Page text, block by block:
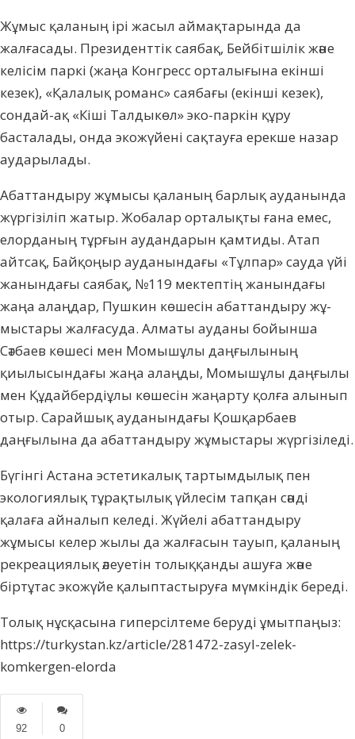
Жұмыс қаланың ірі жасыл аймақтарында да
жалғасады. Президенттік саябақ, Бейбіт­ші­лік және
келісім паркі (жаңа Конгресс ор­талығына екінші
кезек), «Қалалық романс» сая­бағы (екінші кезек),
сондай-ақ «Кіші Тал­дыкөл» эко-паркін құру
басталады, онда эко­жүйені сақтауға ерекше назар
ауда­ры­лады.
Абаттандыру жұмысы қаланың барлық ау­данында
жүргізіліп жатыр. Жобалар орта­лық­ты ғана емес,
елорданың тұрғын аудан­дарын қамтиды. Атап
айтсақ, Байқоңыр ауданындағы «Тұлпар» сауда үйі
жанындағы саябақ, №119 мектептің жанындағы
жаңа алаң­дар, Пушкин көшесін абаттандыру жұ­
мыстары жалғасуда. Алматы ауданы бойын­ша
Сәтбаев көшесі мен Момышұлы даңғы­лы­ның
қиылысындағы жаңа алаңды, Мо­мыш­ұлы даңғылы
мен Құдайбердіұлы кө­ше­сін жаңарту қолға алынып
отыр. Сарайшық ауданындағы Қошқарбаев
даңғылына да абаттандыру жұмыстары жүргізіледі.
Бүгінгі Астана эстетикалық тартым­ды­лық пен
экологиялық тұрақтылық үйлесім тапқан сәнді
қалаға айналып келеді. Жүйелі абаттандыру
жұмысы келер жылы да жалға­сын тауып, қаланың
рекреациялық әлеуетін толыққанды ашуға және
біртұтас экожүйе қалыптастыруға мүм­кіндік береді.
Толық нұсқасына гиперсілтеме беруді ұмытпаңыз:
https://turkystan.kz/article/281472-zasyl-zelek-
komkergen-elorda
0
92